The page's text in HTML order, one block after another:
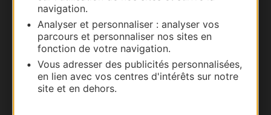
navigation.
Analyser et personnaliser : analyser vos
parcours et personnaliser nos sites en
fonction de votre navigation.
Vous adresser des publicités personnalisées,
en lien avec vos centres d'intérêts sur notre
site et en dehors.
Documentation